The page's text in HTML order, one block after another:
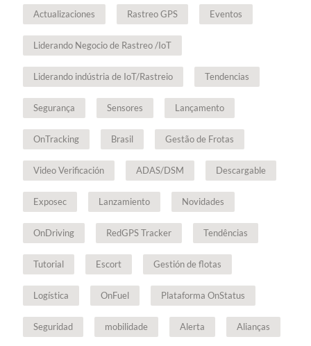
Actualizaciones Rastreo GPS Eventos
Liderando Negocio de Rastreo /IoT
Liderando indústria de IoT/Rastreio Tendencias
Segurança Sensores Lançamento
OnTracking Brasil Gestão de Frotas
Video Verificación ADAS/DSM Descargable
Exposec Lanzamiento Novidades
OnDriving RedGPS Tracker Tendências
Tutorial Escort Gestión de flotas
Logística OnFuel Plataforma OnStatus
Seguridad mobilidade Alerta Alianças